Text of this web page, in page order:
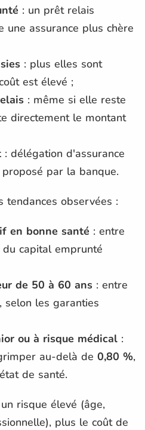
: un prêt relais
une assurance plus chère
: plus elles sont
est élevé ;
: même si elle reste
directement le montant
: délégation d'assurance
par la banque.
tendances observées :
en bonne santé : entre
du capital emprunté
de 50 à 60 ans : entre
, selon les garanties
ou à risque médical :
au-delà de 0,80 %,
de santé.
risque élevé (âge,
plus le coût de